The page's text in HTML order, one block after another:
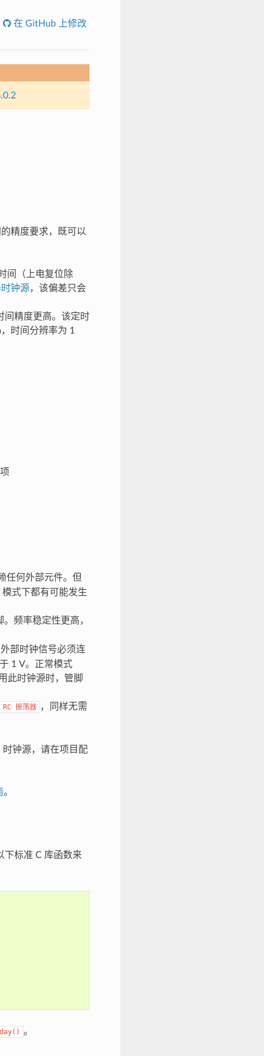
在 GitHub 上修改
精度要求，既可以
间（上电复位除
钟源，该偏差只会
间精度更高。该定时
时间分辨率为 1
任何外部元件。但
式下都有可能发生
频率稳定性更高，
部时钟信号必须连
1 V。正常模式
此时钟源时，管脚
RC 振荡器 ，同样无需
钟源，请在项目配
。
下标准 C 库函数来
。